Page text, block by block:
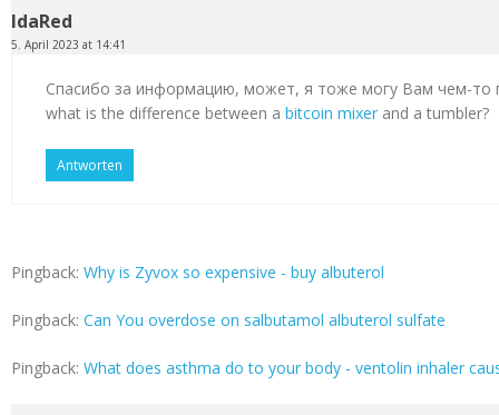
IdaRed
5. April 2023 at 14:41
Спасибо за информацию, может, я тоже могу Вам чем-то
what is the difference between a bitcoin mixer and a tumbler?
Antworten
Pingback: Why is Zyvox so expensive - buy albuterol
Pingback: Can You overdose on salbutamol albuterol sulfate
Pingback: What does asthma do to your body - ventolin inhaler